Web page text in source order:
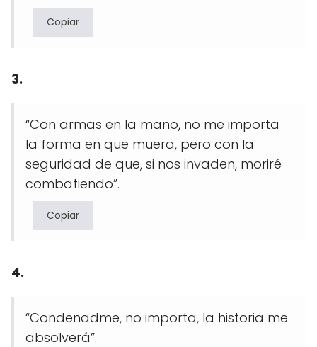
Copiar
3.
“Con armas en la mano, no me importa
la forma en que muera, pero con la
seguridad de que, si nos invaden, moriré
combatiendo”.
Copiar
4.
“Condenadme, no importa, la historia me
absolverá”.